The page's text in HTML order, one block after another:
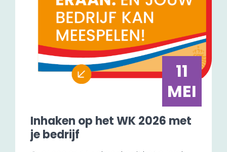
11
MEI
Inhaken op het WK 2026 met
je bedrijf